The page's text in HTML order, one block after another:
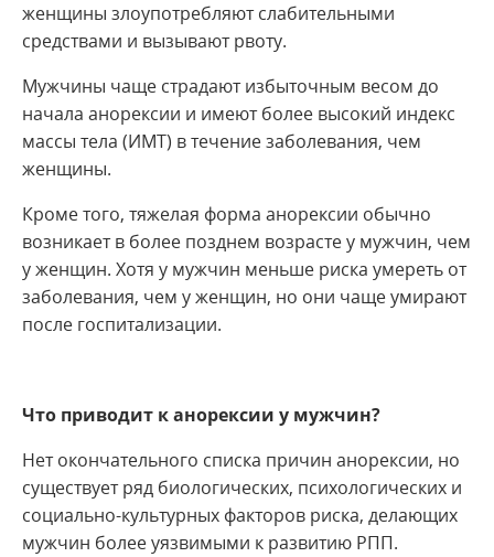
женщины злоупотребляют слабительными
средствами и вызывают рвоту.
Мужчины чаще страдают избыточным весом до
начала анорексии и имеют более высокий индекс
массы тела (ИМТ) в течение заболевания, чем
женщины.
Кроме того, тяжелая форма анорексии обычно
возникает в более позднем возрасте у мужчин, чем
у женщин. Хотя у мужчин меньше риска умереть от
заболевания, чем у женщин, но они чаще умирают
после госпитализации.
Что приводит к анорексии у мужчин?
Нет окончательного списка причин анорексии, но
существует ряд биологических, психологических и
социально-культурных факторов риска, делающих
мужчин более уязвимыми к развитию РПП.